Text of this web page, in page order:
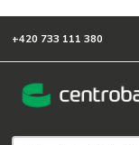
+420 733 111 380